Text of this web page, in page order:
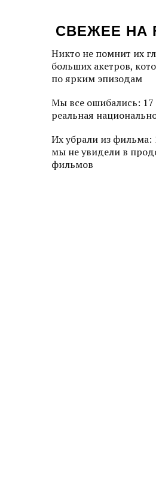
СВЕЖЕЕ НА
Никто не помнит их
больших акетров,
по ярким эпизодам
Мы все ошибались: 17
реальная
Их убрали из фильма:
мы не увидели в
фильмов